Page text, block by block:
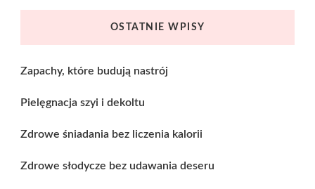
OSTATNIE WPISY
Zapachy, które budują nastrój
Pielęgnacja szyi i dekoltu
Zdrowe śniadania bez liczenia kalorii
Zdrowe słodycze bez udawania deseru